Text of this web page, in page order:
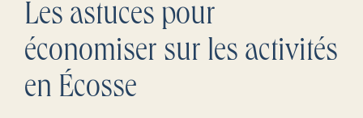
Les astuces pour
économiser sur les activités
en Écosse